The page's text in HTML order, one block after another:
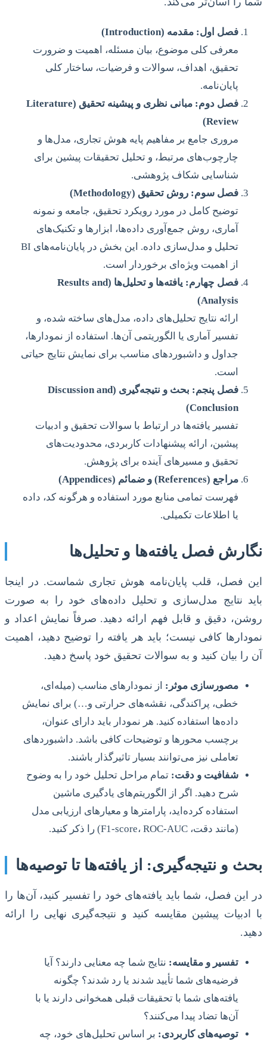
فصل اول: مقدمه (Introduction)
معرفی کلی موضوع، بیان مسئله، اهمیت و ضرورت
تحقیق، اهداف، سوالات و فرضیات، ساختار کلی
پایان‌نامه.
فصل دوم: مبانی نظری و پیشینه تحقیق (Literature
Review)
مروری جامع بر مفاهیم پایه هوش تجاری، مدل‌ها و
چارچوب‌های مرتبط، و تحلیل تحقیقات پیشین برای
شناسایی شکاف پژوهشی.
فصل سوم: روش تحقیق (Methodology)
توضیح کامل در مورد رویکرد تحقیق، جامعه و نمونه
آماری، روش جمع‌آوری داده‌ها، ابزارها و تکنیک‌های
تحلیل و مدل‌سازی داده. این بخش در پایان‌نامه‌های BI
از اهمیت ویژه‌ای برخوردار است.
فصل چهارم: یافته‌ها و تحلیل‌ها (Results and
Analysis)
ارائه نتایج تحلیل‌های داده، مدل‌های ساخته شده، و
تفسیر آماری یا الگوریتمی آن‌ها. استفاده از نمودارها،
جداول و داشبوردهای مناسب برای نمایش نتایج حیاتی
است.
فصل پنجم: بحث و نتیجه‌گیری (Discussion and
Conclusion)
تفسیر یافته‌ها در ارتباط با سوالات تحقیق و ادبیات
پیشین، ارائه پیشنهادات کاربردی، محدودیت‌های
تحقیق و مسیرهای آینده برای پژوهش.
مراجع (References) و ضمائم (Appendices)
فهرست تمامی منابع مورد استفاده و هرگونه کد، داده
یا اطلاعات تکمیلی.
نگارش فصل یافته‌ها و تحلیل‌ها
این فصل، قلب پایان‌نامه هوش تجاری شماست. در اینجا
باید نتایج مدل‌سازی و تحلیل داده‌های خود را به صورت
روشن، دقیق و قابل فهم ارائه دهید. صرفاً نمایش اعداد و
نمودارها کافی نیست؛ باید هر یافته را توضیح دهید، اهمیت
آن را بیان کنید و به سوالات تحقیق خود پاسخ دهید.
مصورسازی موثر: از نمودارهای مناسب (میله‌ای،
خطی، پراکندگی، نقشه‌های حرارتی و…) برای نمایش
داده‌ها استفاده کنید. هر نمودار باید دارای عنوان،
برچسب محورها و توضیحات کافی باشد. داشبوردهای
تعاملی نیز می‌توانند بسیار تاثیرگذار باشند.
شفافیت و دقت: تمام مراحل تحلیل خود را به وضوح
شرح دهید. اگر از الگوریتم‌های یادگیری ماشین
استفاده کرده‌اید، پارامترها و معیارهای ارزیابی مدل
(مانند دقت، F1-score، ROC-AUC) را ذکر کنید.
بحث و نتیجه‌گیری: از یافته‌ها تا توصیه‌ها
در این فصل، شما باید یافته‌های خود را تفسیر کنید، آن‌ها را
با ادبیات پیشین مقایسه کنید و نتیجه‌گیری نهایی را ارائه
دهید.
تفسیر و مقایسه: نتایج شما چه معنایی دارند؟ آیا
فرضیه‌های شما تأیید شدند یا رد شدند؟ چگونه
یافته‌های شما با تحقیقات قبلی همخوانی دارند یا با
آن‌ها تضاد پیدا می‌کنند؟
توصیه‌های کاربردی: بر اساس تحلیل‌های خود، چه